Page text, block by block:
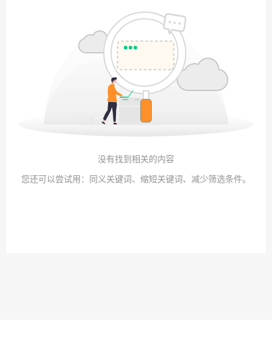
没有找到相关的内容
您还可以尝试用：同义关键词、缩短关键词、减少筛选条件。